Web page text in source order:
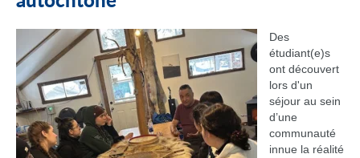
Des
étudiant(e)s
ont découvert
lors d'un
séjour au sein
d’une
communauté
innue la réalité